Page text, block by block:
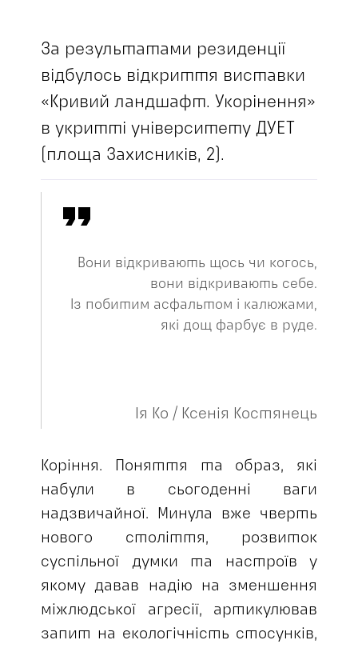
За результатами резиденції
відбулось відкриття виставки
«Кривий ландшафт. Укорінення»
в укритті університету ДУЕТ
(площа Захисників, 2).
Вони відкривають щось чи когось,
вони відкривають себе.
Із побитим асфальтом і калюжами,
які дощ фарбує в руде.
Ія Ко / Ксенія Костянець
Коріння. Поняття та образ, які
набули в сьогоденні ваги
надзвичайної. Минула вже чверть
нового століття, розвиток
суспільної думки та настроїв у
якому давав надію на зменшення
міжлюдської агресії, артикулював
запит на екологічність стосунків,